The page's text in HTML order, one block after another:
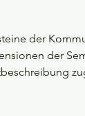
der
der